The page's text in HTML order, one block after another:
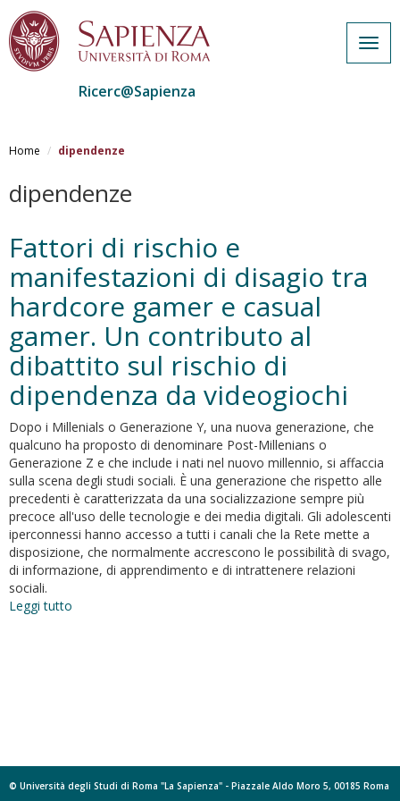
al
principale
Ricerc@Sapienza
Home dipendenze
dipendenze
Fattori di rischio e
manifestazioni di disagio tra
hardcore gamer e casual
gamer. Un contributo al
dibattito sul rischio di
dipendenza da videogiochi
Dopo i Millenials o Generazione Y, una nuova generazione, che
qualcuno ha proposto di denominare Post-Millenians o
Generazione Z e che include i nati nel nuovo millennio, si affaccia
sulla scena degli studi sociali. È una generazione che rispetto alle
precedenti è caratterizzata da una socializzazione sempre più
precoce all'uso delle tecnologie e dei media digitali. Gli adolescenti
iperconnessi hanno accesso a tutti i canali che la Rete mette a
disposizione, che normalmente accrescono le possibilità di svago,
di informazione, di apprendimento e di intrattenere relazioni
sociali.
Leggi tutto
hardcore
gamer
© Università degli Studi di Roma "La Sapienza" - Piazzale Aldo Moro 5, 00185 Roma